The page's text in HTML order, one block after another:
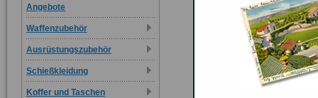
Angebote
Waffenzubehör
Ausrüstungszubehör
Schießkleidung
Koffer und Taschen